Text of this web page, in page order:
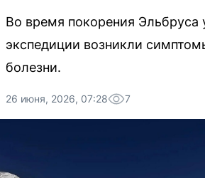
Во время покорения Эльбруса
экспедиции возникли
болезни.
26 июня, 2026, 07:28 7